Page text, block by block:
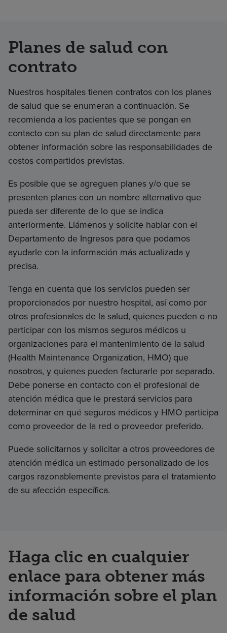
Planes de salud con
contrato
Nuestros hospitales tienen contratos con los planes
de salud que se enumeran a continuación. Se
recomienda a los pacientes que se pongan en
contacto con su plan de salud directamente para
obtener información sobre las responsabilidades de
costos compartidos previstas.
Es posible que se agreguen planes y/o que se
presenten planes con un nombre alternativo que
pueda ser diferente de lo que se indica
anteriormente. Llámenos y solicite hablar con el
Departamento de Ingresos para que podamos
ayudarle con la información más actualizada y
precisa.
Tenga en cuenta que los servicios pueden ser
proporcionados por nuestro hospital, así como por
otros profesionales de la salud, quienes pueden o no
participar con los mismos seguros médicos u
organizaciones para el mantenimiento de la salud
(Health Maintenance Organization, HMO) que
nosotros, y quienes pueden facturarle por separado.
Debe ponerse en contacto con el profesional de
atención médica que le prestará servicios para
determinar en qué seguros médicos y HMO participa
como proveedor de la red o proveedor preferido.
Puede solicitarnos y solicitar a otros proveedores de
atención médica un estimado personalizado de los
cargos razonablemente previstos para el tratamiento
de su afección específica.
Haga clic en cualquier
enlace para obtener más
información sobre el plan
de salud